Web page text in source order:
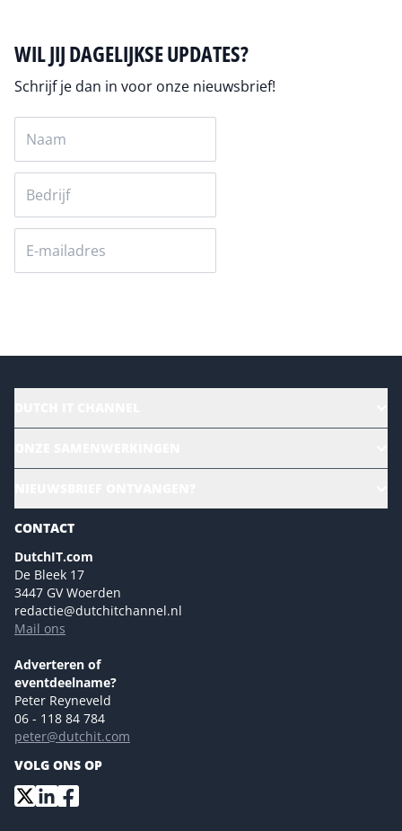
WIL JIJ DAGELIJKSE UPDATES?
Schrijf je dan in voor onze nieuwsbrief!
Magazines
Marketingmogelijkheden 2026
Eventmogelijkheden 2026
Advertising opportunities 2026 ENG
Event opportunities 2026 ENG
NL Digital
Versturen
CONTACT
DutchIT.com
De Bleek 17
3447 GV Woerden
redactie@dutchitchannel.nl
Mail ons
Adverteren of
eventdeelname?
Peter Reyneveld
06 - 118 84 784
peter@dutchit.com
VOLG ONS OP